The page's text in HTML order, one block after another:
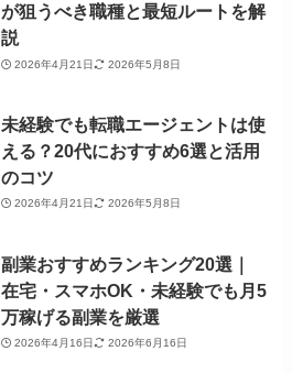
が狙うべき職種と最短ルートを解
説
2026年4月21日 2026年5月8日
未経験でも転職エージェントは使
える？20代におすすめ6選と活用
のコツ
2026年4月21日 2026年5月8日
副業おすすめランキング20選｜
在宅・スマホOK・未経験でも月5
万稼げる副業を厳選
2026年4月16日 2026年6月16日